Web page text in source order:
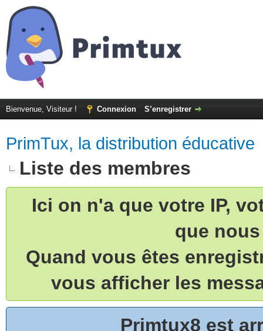
Bienvenue, Visiteur ! Connexion S’enregistrer
PrimTux, la distribution éducative
Liste des membres
Ici on n'a que votre IP,
que
Quand vous êtes
vous afficher les
Primtux8 est